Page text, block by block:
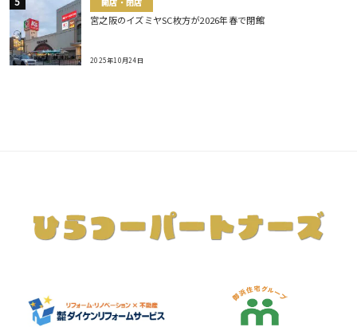
宮之阪のイズミヤSC枚方が2026年春で閉館
2025年10月24日